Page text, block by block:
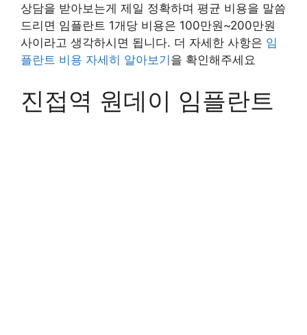
상담을 받아보는게 제일 정확하며 평균 비용을 말씀
드리면 임플란트 1개당 비용은 100만원~200만원
사이라고 생각하시면 됩니다. 더 자세한 사항은 임
플란트 비용 자세히 알아보기을 확인해주세요
진접역 원데이 임플란트